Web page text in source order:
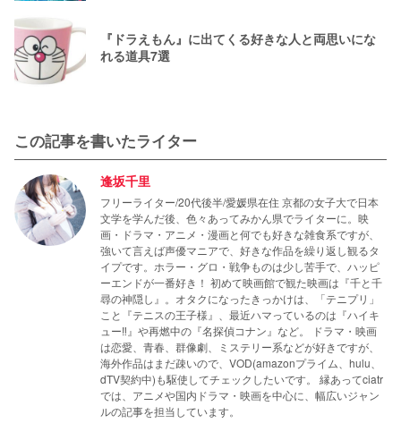
『ドラえもん』に出てくる好きな人と両思いにな
れる道具7選
この記事を書いたライター
逢坂千里
フリーライター/20代後半/愛媛県在住 京都の女子大で日本
文学を学んだ後、色々あってみかん県でライターに。映
画・ドラマ・アニメ・漫画と何でも好きな雑食系ですが、
強いて言えば声優マニアで、好きな作品を繰り返し観るタ
イプです。ホラー・グロ・戦争ものは少し苦手で、ハッピ
ーエンドが一番好き！ 初めて映画館で観た映画は『千と千
尋の神隠し』。オタクになったきっかけは、「テニプリ」
こと『テニスの王子様』、最近ハマっているのは『ハイキ
ュー‼』や再燃中の『名探偵コナン』など。 ドラマ・映画
は恋愛、青春、群像劇、ミステリー系などが好きですが、
海外作品はまだ疎いので、VOD(amazonプライム、hulu、
dTV契約中)も駆使してチェックしたいです。 縁あってciatr
では、アニメや国内ドラマ・映画を中心に、幅広いジャン
ルの記事を担当しています。